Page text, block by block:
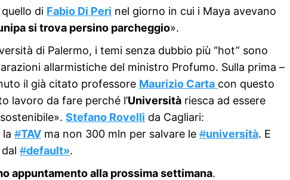
di Fabio Di Peri nel giorno in cui i Maya avevano
si trova persino parcheggio».
di Palermo, i temi senza dubbio più “hot” sono
allarmistiche del ministro Profumo. Sulla prima –
il già citato professore Maurizio Carta con questo
lavoro da fare perché l’Università riesca ad essere
Stefano Rovelli da Cagliari:
#TAV ma non 300 mln per salvare le #università. E
#default».
appuntamento alla prossima settimana.